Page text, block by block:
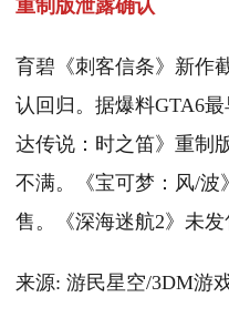
重制版泄露确认
育碧《刺客信条》新作
认回归。据爆料GTA6
达传说：时之笛》重制
不满。《宝可梦：风/波
售。《深海迷航2》未发
来源: 游民星空/3DM游